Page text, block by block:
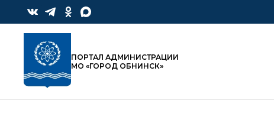
ПОРТАЛ АДМИНИСТРАЦИИ
МО «ГОРОД ОБНИНСК»